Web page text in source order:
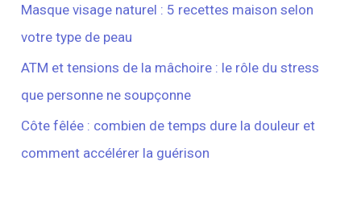
Masque visage naturel : 5 recettes maison selon
votre type de peau
ATM et tensions de la mâchoire : le rôle du stress
que personne ne soupçonne
Côte fêlée : combien de temps dure la douleur et
comment accélérer la guérison